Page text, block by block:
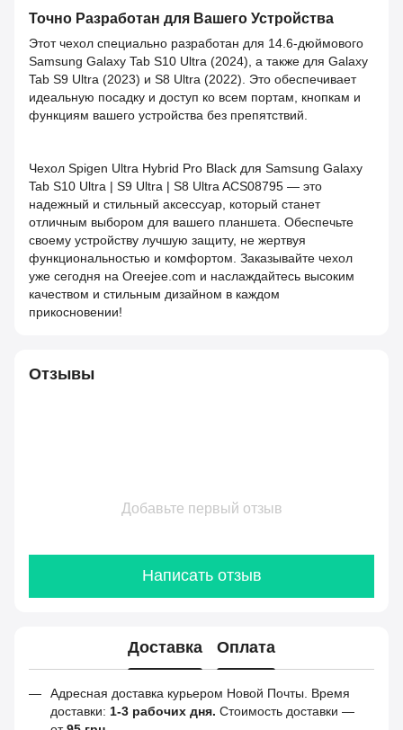
Точно Разработан для Вашего Устройства
Этот чехол специально разработан для 14.6-дюймового
Samsung Galaxy Tab S10 Ultra (2024), а также для Galaxy
Tab S9 Ultra (2023) и S8 Ultra (2022). Это обеспечивает
идеальную посадку и доступ ко всем портам, кнопкам и
функциям вашего устройства без препятствий.
Чехол Spigen Ultra Hybrid Pro Black для Samsung Galaxy
Tab S10 Ultra | S9 Ultra | S8 Ultra ACS08795 — это
надежный и стильный аксессуар, который станет
отличным выбором для вашего планшета. Обеспечьте
своему устройству лучшую защиту, не жертвуя
функциональностью и комфортом. Заказывайте чехол
уже сегодня на Oreejee.com и наслаждайтесь высоким
качеством и стильным дизайном в каждом
прикосновении!
Отзывы
Добавьте первый отзыв
Написать отзыв
Доставка Оплата
Адресная доставка курьером Новой Почты. Время
доставки: 1-3 рабочих дня. Стоимость доставки —